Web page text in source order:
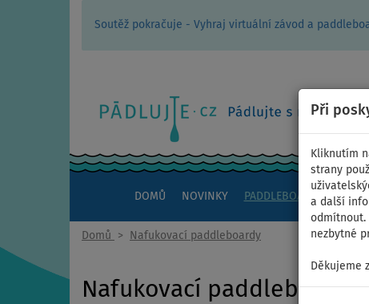
Soutěž pokračuje - Vyhraj virtuální závod a
Při
Kliknutím
strany
a další
odmítnout.
nezbytné
Děkujeme
DOMŮ NOVINKY PADDLEBOARDY KAJAKY
Domů > Nafukovací paddleboardy
Nafukovací paddleboardy